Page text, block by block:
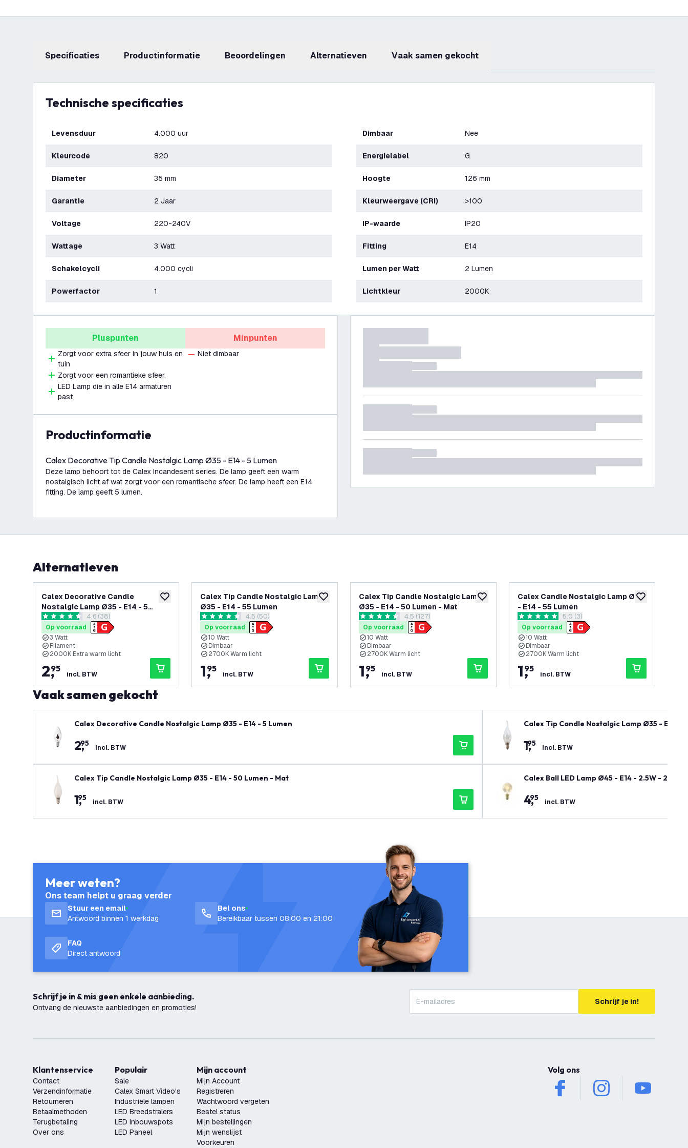
Specificaties productinformatie beoordelingen Alternatieven Vaak samen gekocht
Technische specificaties
Levensduur 4.000 uur
Kleurcode 820
Diameter 35 mm
Garantie 2 Jaar
Voltage 220-240V
Wattage 3 Watt
Schakelcycli 4.000 cycli
Powerfactor 1
Dimbaar Nee
Energielabel G
Hoogte 126 mm
Kleurweergave (CRI) >100
IP-waarde IP20
Fitting E14
Lumen per Watt 2 Lumen
Lichtkleur 2000K
Pluspunten
Zorgt voor extra sfeer in jouw huis en
tuin
Zorgt voor een romantieke sfeer.
LED Lamp die in alle E14 armaturen
past
Minpunten
Niet dimbaar
productinformatie
Calex Decorative Tip Candle Nostalgic Lamp Ø35 - E14 - 5 Lumen
Deze lamp behoort tot de Calex Incandesent series. De lamp geeft een warm
nostalgisch licht af wat zorgt voor een romantische sfeer. De lamp heeft een E14
fitting. De lamp geeft 5 lumen.
Alternatieven
toevoegen aan verlanglijst
Calex Decorative Candle
Nostalgic Lamp Ø35 - E14 - 5
Lumen
reviews drawer openen
4.6 score sterren4.6 (38)
Op voorraad
3 Watt
Filament
2000K Extra warm licht
2,
95
incl. BTW
toevoegen aan verlanglijst
Calex Tip Candle Nostalgic Lamp
Ø35 - E14 - 55 Lumen
reviews drawer openen
4.5 score sterren4.5 (50)
Op voorraad
10 Watt
Dimbaar
2700K Warm licht
1,
95
incl. BTW
toevoegen aan verlanglijst
Calex Tip Candle Nostalgic Lamp
Ø35 - E14 - 50 Lumen - Mat
reviews drawer openen
4.5 score sterren4.5 (127)
Op voorraad
10 Watt
Dimbaar
2700K Warm licht
1,
95
incl. BTW
toevoegen
Calex Candle Nostalgic Lamp Ø35
- E14 - 55 Lumen
reviews drawer openen
5 score sterren5.0 (3)
Op voorraad
10 Watt
Dimbaar
2700K Warm licht
1,
95
incl. BTW
Vaak samen gekocht
Calex Decorative Candle Nostalgic Lamp Ø35 - E14 - 5 Lumen
2,
95 incl. BTW
Calex Tip Candle Nostalgic Lamp Ø35 - E14 - 50 Lumen - Mat
1,
95 incl. BTW
Calex Tip Candle Nostalgic Lamp Ø35 - E14 -
1,
95 incl. BTW
Calex Ball LED Lamp Ø45 - E14 - 2.5W -
4,
95 incl. BTW
Meer weten?
Ons team helpt u graag verder
Stuur een email
Antwoord binnen 1 werkdag
Bel ons
Bereikbaar tussen 08:00 en 21:00
FAQ
Direct antwoord
Schrijf je in & mis geen enkele aanbieding.
Ontvang de nieuwste aanbiedingen en promoties!
Schrijf je in!
Klantenservice
Contact
Verzendinformatie
Retourneren
Betaalmethoden
Terugbetaling
Over ons
Populair
Sale
Calex Smart Video's
Industriële lampen
LED Breedstralers
LED Inbouwspots
LED Paneel
Mijn account
Mijn Account
Registreren
Wachtwoord vergeten
Bestel status
Mijn bestellingen
Mijn wenslijst
Voorkeuren
Volg ons
facebook instagram youtube